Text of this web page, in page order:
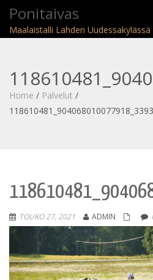
Ponitaivas
Maalaistalli Lahden Uudessakylässä
Home / Palvelut /
TOUKO 27, 2021 ADMIN